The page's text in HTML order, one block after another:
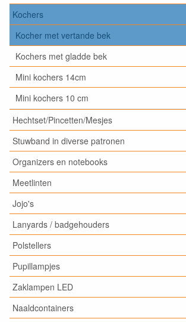
Kochers
Kocher met vertande bek
Kochers met gladde bek
Mini kochers 14cm
Mini kochers 10 cm
Hechtset/Pincetten/Mesjes
Stuwband in diverse patronen
Organizers en notebooks
Meetlinten
Jojo's
Lanyards / badgehouders
Polstellers
Pupillampjes
Zaklampen LED
Naaldcontainers